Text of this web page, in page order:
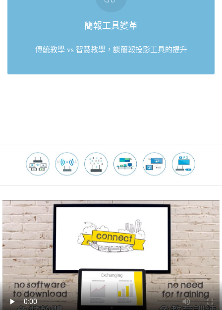
簡報工具變革
傳統教學 vs 智慧教學，談簡報投影工具的提升
傳統教學 vs 智慧教學，談簡報投影工具的提升
Read More